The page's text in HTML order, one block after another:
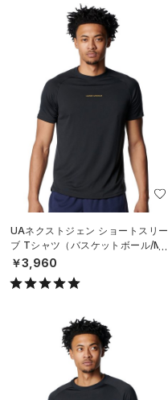
UAネクストジェン ショートスリー
ブ Tシャツ（バスケットボール/ME
N）
￥3,960